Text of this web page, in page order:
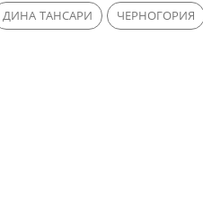
ДИНА ТАНСАРИ ЧЕРНОГОРИЯ